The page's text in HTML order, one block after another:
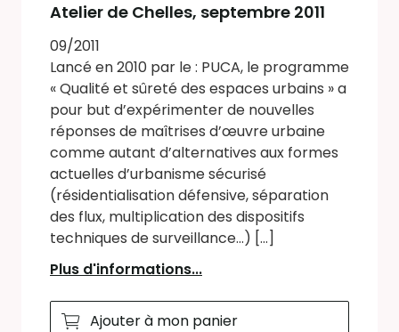
Atelier de Chelles, septembre 2011
09/2011
Lancé en 2010 par le : PUCA, le programme
« Qualité et sûreté des espaces urbains » a
pour but d’expérimenter de nouvelles
réponses de maîtrises d’œuvre urbaine
comme autant d’alternatives aux formes
actuelles d’urbanisme sécurisé
(résidentialisation défensive, séparation
des flux, multiplication des dispositifs
techniques de surveillance...) [...]
Plus d'informations...
Ajouter à mon panier